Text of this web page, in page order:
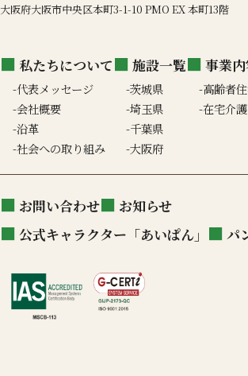
大阪府大阪市中央区本町3-1-10 PMO EX 本町13階
私たちについて
代表メッセージ
会社概要
沿革
社会への取り組み
施設一覧
茨城県
埼玉県
千葉県
大阪府
事業
高齢者
在宅介
お問い合わせ
お知らせ
公式キャラクター「あいぱん」
パ